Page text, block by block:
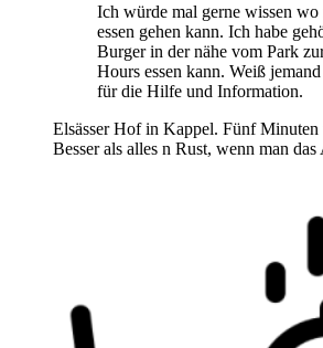
Ich würde mal gerne wissen
essen gehen kann. Ich habe
Burger in der nähe vom Park
Hours essen kann. Weiß
für die Hilfe und Information.
Elsässer Hof in Kappel. Fünf
Besser als alles n Rust, wenn man